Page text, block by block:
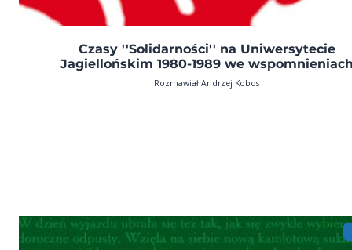
Czasy ''Solidarności'' na Uniwersytecie
Jagiellońskim 1980-1989 we
Rozmawiał Andrzej Kobos